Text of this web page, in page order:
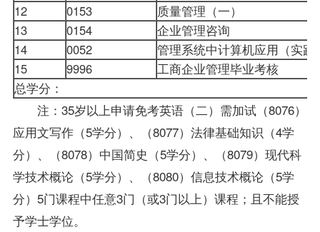
12
0153
质量管理（一）
13
0154
企业管理咨询
14
0052
管理系统中计算机应用（实
15
9996
工商企业管理毕业考核
总学分：
注：35岁以上申请免考英语（二）需加试（8076）
应用文写作（5学分）、（8077）法律基础知识（4学
分）、（8078）中国简史（5学分）、（8079）现代科
学技术概论（5学分）、（8080）信息技术概论（5学
分）5门课程中任意3门（或3门以上）课程；且不能授
予学士学位。